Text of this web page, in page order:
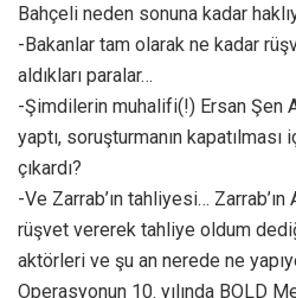
Bahçeli neden sonuna kadar
-Bakanlar tam olarak ne kadar
aldıkları paralar…
-Şimdilerin muhalifi(!) Ersan Şen
yaptı, soruşturmanın kapatılması
çıkardı?
-Ve Zarrab’ın tahliyesi…
rüşvet vererek tahliye oldum
aktörleri ve şu an nerede ne
Operasyonun 10. yılında BOLD